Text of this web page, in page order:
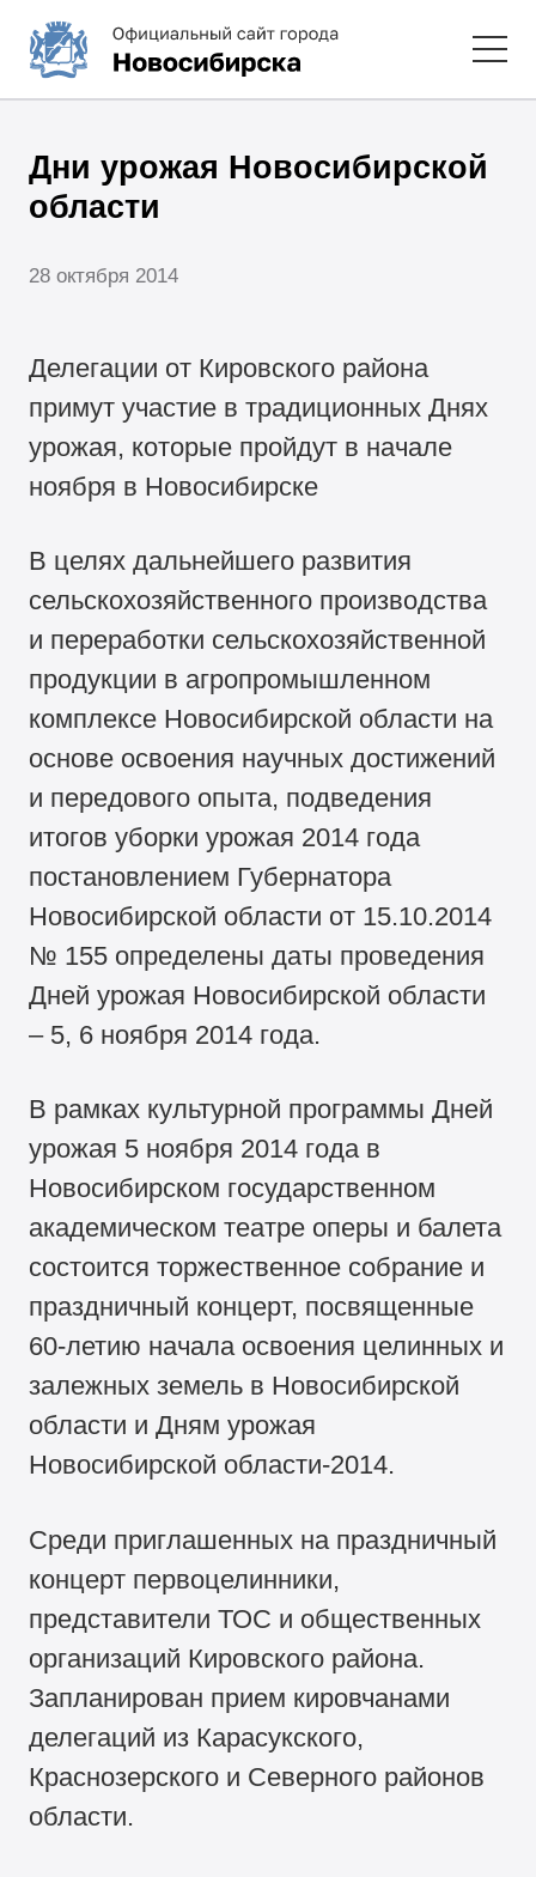
Дни урожая Новосибирской
области
28 октября 2014
Делегации от Кировского района
примут участие в традиционных Днях
урожая, которые пройдут в начале
ноября в Новосибирске
В целях дальнейшего развития
сельскохозяйственного производства
и переработки сельскохозяйственной
продукции в агропромышленном
комплексе Новосибирской области на
основе освоения научных достижений
и передового опыта, подведения
итогов уборки урожая 2014 года
постановлением Губернатора
Новосибирской области от 15.10.2014
№ 155 определены даты проведения
Дней урожая Новосибирской области
– 5, 6 ноября 2014 года.
В рамках культурной программы Дней
урожая 5 ноября 2014 года в
Новосибирском государственном
академическом театре оперы и балета
состоится торжественное собрание и
праздничный концерт, посвященные
60-летию начала освоения целинных и
залежных земель в Новосибирской
области и Дням урожая
Новосибирской области-2014.
Среди приглашенных на праздничный
концерт первоцелинники,
представители ТОС и общественных
организаций Кировского района.
Запланирован прием кировчанами
делегаций из Карасукского,
Краснозерского и Северного районов
области.